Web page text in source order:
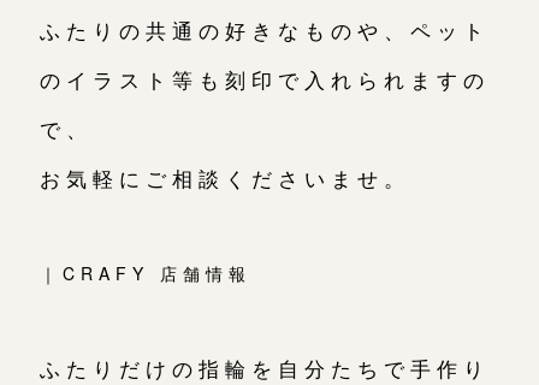
ふたりの共通の好きなものや、ペット
のイラスト等も刻印で入れられますの
で、
お気軽にご相談くださいませ。
｜CRAFY 店舗情報
ふたりだけの指輪を自分たちで手作り